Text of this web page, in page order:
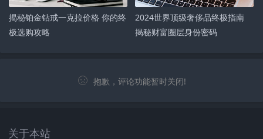
揭秘铂金钻戒一克拉价格 你的终
极选购攻略
2024世界顶级奢侈品终极指南
揭秘财富圈层身份密码
抱歉，评论功能暂时关闭!
关于本站